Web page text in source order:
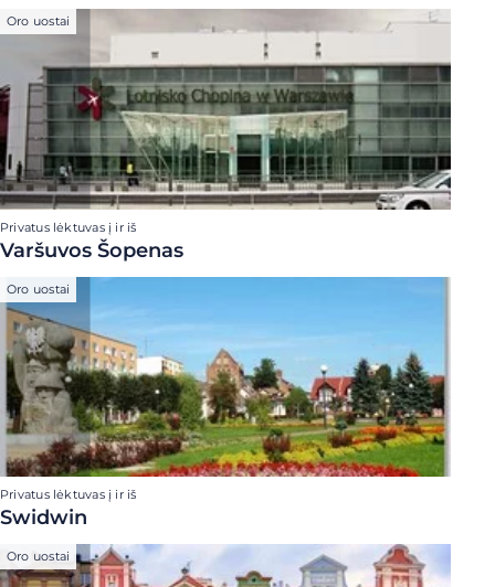
Oro uostai
Privatus lėktuvas į ir iš
Varšuvos Šopenas
Oro uostai
Privatus lėktuvas į ir iš
Swidwin
Oro uostai